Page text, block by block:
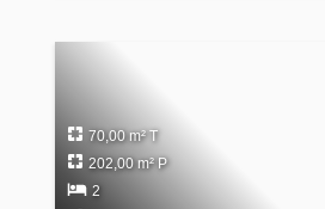
70,00 m² T
202,00 m² P
2